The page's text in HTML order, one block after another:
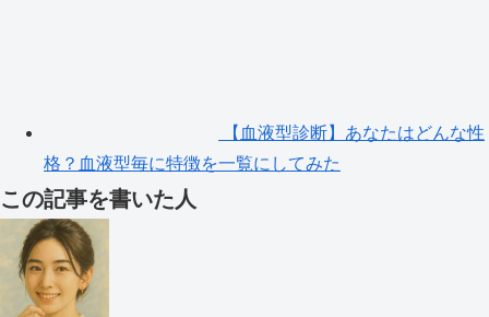
【血液型診断】あなたはどんな性
格？血液型毎に特徴を一覧にしてみた
この記事を書いた人